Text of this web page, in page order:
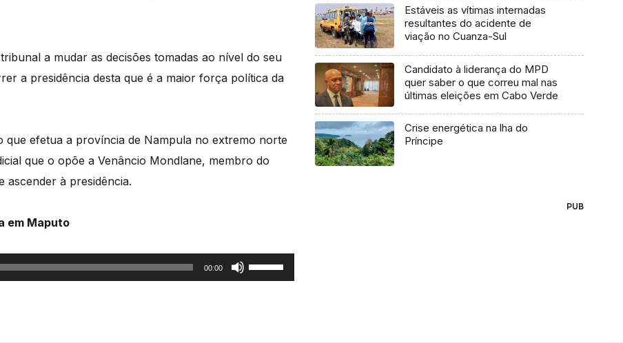
a mudar as decisões tomadas ao nível do seu
a presidência desta que é a maior força política da
efetua a província de Nampula no extremo norte
que o opõe a Venâncio Mondlane, membro do
ascender à presidência.
em Maputo
00:00
Use
as
Estáveis as vítimas internadas
resultantes do acidente de
viação no Cuanza-Sul
Candidato à liderança do MPD
quer saber o que correu mal nas
últimas eleições em Cabo Verde
Crise energética na lha do
Príncipe
PUB